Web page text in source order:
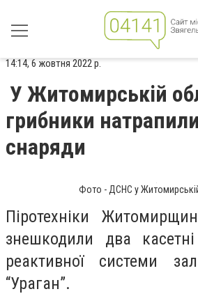
14:14, 6 жовтня 2022 р.
У Житомирській
грибники
снаряди
Фото - ДСНС у
Піротехніки
знешкодили два
реактивної системи
“Ураган”.